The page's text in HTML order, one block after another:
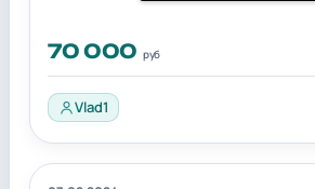
70 000 руб
Vlad1